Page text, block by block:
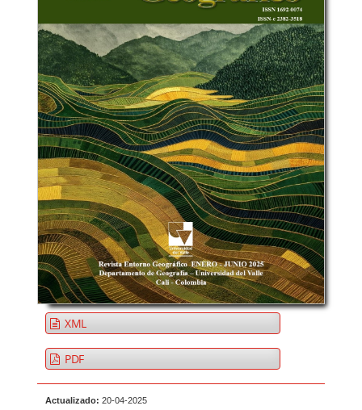
XML
PDF
Actualizado: 20-04-2025